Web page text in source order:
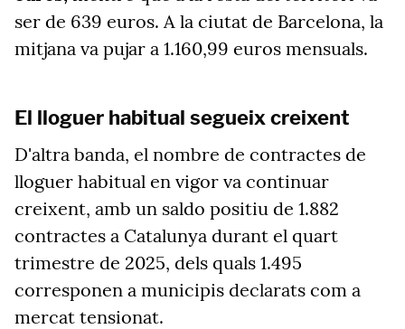
ser de 639 euros. A la ciutat de Barcelona, la
mitjana va pujar a 1.160,99 euros mensuals.
El lloguer habitual segueix creixent
D'altra banda, el nombre de contractes de
lloguer habitual en vigor va continuar
creixent, amb un saldo positiu de 1.882
contractes a Catalunya durant el quart
trimestre de 2025, dels quals 1.495
corresponen a municipis declarats com a
mercat tensionat.